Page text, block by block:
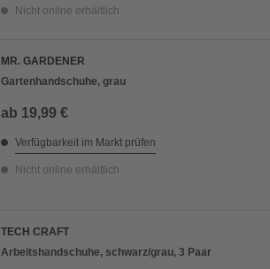
Nicht online erhältlich
MR. GARDENER
Gartenhandschuhe, grau
ab 19,99 €
Verfügbarkeit im Markt prüfen
Nicht online erhältlich
TECH CRAFT
Arbeitshandschuhe, schwarz/grau, 3 Paar